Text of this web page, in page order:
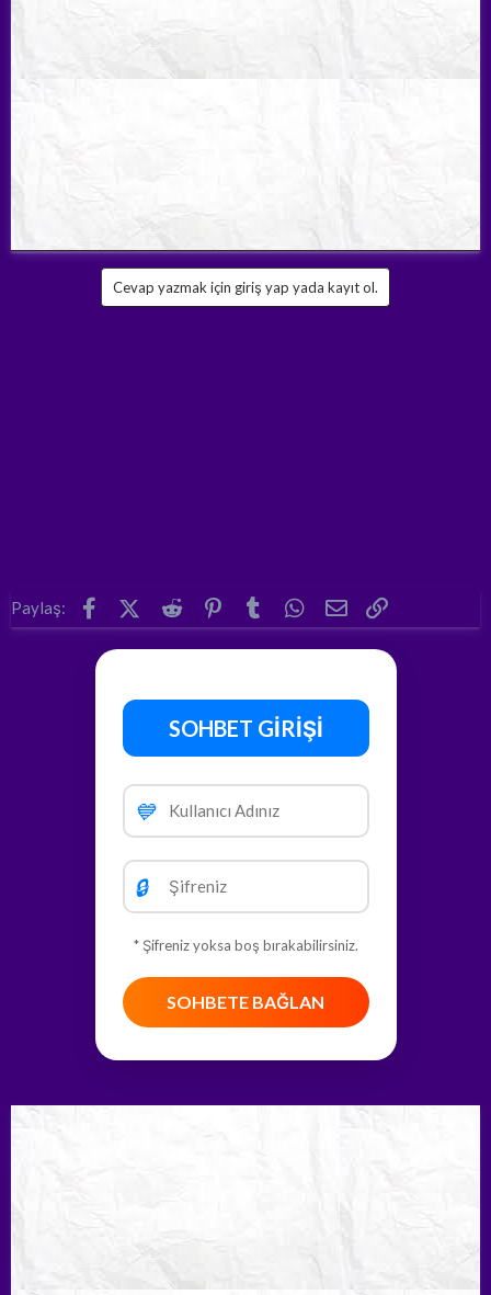
Cevap yazmak için giriş yap yada kayıt ol.
Paylaş: FacebookX (Twitter)
Reddit Pinterest
Tumblr WhatsApp
E-posta
SOHBET GİRİŞİ
💙
🔒
* Şifreniz yoksa boş bırakabilirsiniz.
SOHBETE BAĞLAN